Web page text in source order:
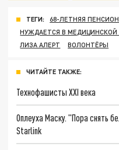
ТЕГИ: 68-ЛЕТНЯЯ
НУЖДАЕТСЯ В
ЛИЗА АЛЕРТ
ВОЛОНТЁРЫ
ЧИТАЙТЕ ТАКЖЕ:
Технофашисты XXI века
Оплеуха Маску. "Пора снять
Starlink